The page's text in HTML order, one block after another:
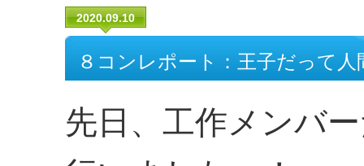
2020.09.10
８コンレポート：王子だって人
先日、工作メンバ